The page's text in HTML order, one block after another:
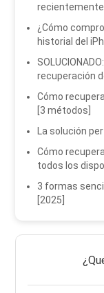
recientemente
¿Cómo
historial del
recuperación
Cómo
[3 métodos]
La solución
Cómo
todos los
3 formas
[2025]